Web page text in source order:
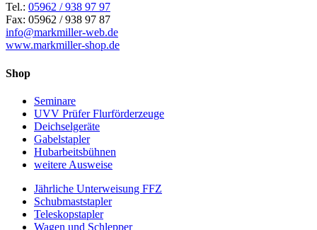
Tel.: 05962 / 938 97 97
Fax: 05962 / 938 97 87
info@markmiller-web.de
www.markmiller-shop.de
Shop
Seminare
UVV Prüfer Flurförderzeuge
Deichselgeräte
Gabelstapler
Hubarbeitsbühnen
weitere Ausweise
Jährliche Unterweisung FFZ
Schubmaststapler
Teleskopstapler
Wagen und Schlepper